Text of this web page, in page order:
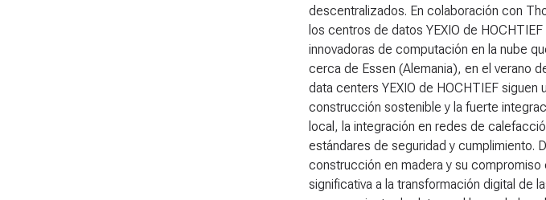
descentralizados. En colaboración con
los centros de datos YEXIO de
innovadoras de computación en la nube
cerca de Essen (Alemania), en el verano
data centers YEXIO de HOCHTIEF
construcción sostenible y la fuerte
local, la integración en redes de
estándares de seguridad y cumplimiento.
construcción en madera y su
significativa a la transformación digital de